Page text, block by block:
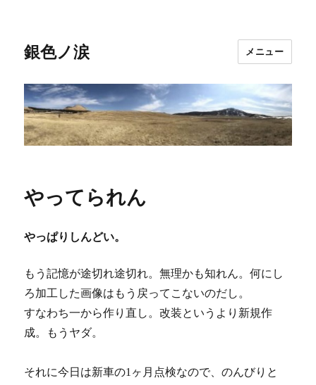
銀色ノ涙 メニュー
やってられん
やっぱりしんどい。
もう記憶が途切れ途切れ。無理かも知れん。何にし
ろ加工した画像はもう戻ってこないのだし。
すなわち一から作り直し。改装というより新規作
成。もうヤダ。
それに今日は新車の1ヶ月点検なので、のんびりと